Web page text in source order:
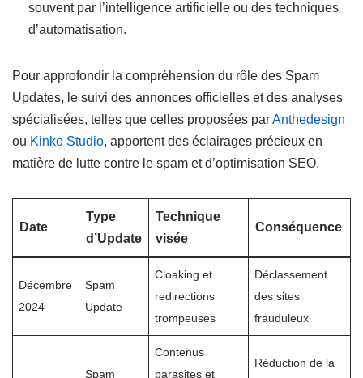
souvent par l’intelligence artificielle ou des techniques
d’automatisation.
Pour approfondir la compréhension du rôle des Spam
Updates, le suivi des annonces officielles et des analyses
spécialisées, telles que celles proposées parAnthedesign
ou Kinko Studio, apportent des éclairages précieux en
matière de lutte contre le spam et d’optimisation SEO.
Date
Type
d’Update
Technique
visée
Conséquence
Décembre
2024
Spam
Update
Cloaking et
redirections
trompeuses
Déclassement
des sites
frauduleux
Spam
Contenus
parasites et
Réduction de la